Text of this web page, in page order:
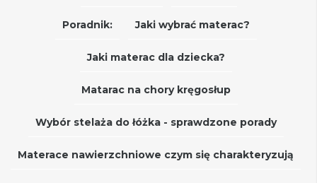
Poradnik: Jaki wybrać materac?
Jaki materac dla dziecka?
Matarac na chory kręgosłup
Wybór stelaża do łóżka - sprawdzone porady
Materace nawierzchniowe czym się charakteryzują